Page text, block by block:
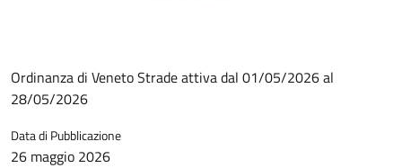
Ordinanza di Veneto Strade attiva dal 01/05/2026 al
28/05/2026
Data di Pubblicazione
26 maggio 2026